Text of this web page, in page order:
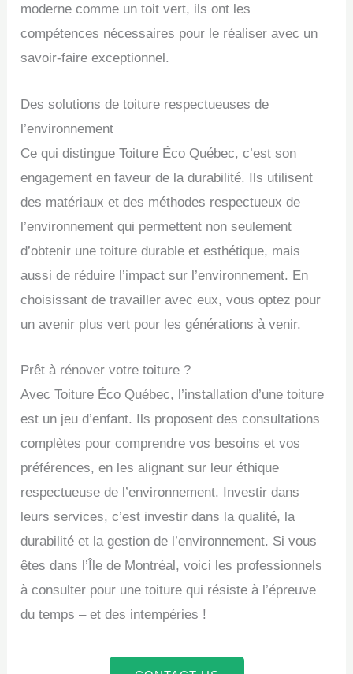
moderne comme un toit vert, ils ont les
compétences nécessaires pour le réaliser avec un
savoir-faire exceptionnel.
Des solutions de toiture respectueuses de
l’environnement
Ce qui distingue Toiture Éco Québec, c’est son
engagement en faveur de la durabilité. Ils utilisent
des matériaux et des méthodes respectueux de
l’environnement qui permettent non seulement
d’obtenir une toiture durable et esthétique, mais
aussi de réduire l’impact sur l’environnement. En
choisissant de travailler avec eux, vous optez pour
un avenir plus vert pour les générations à venir.
Prêt à rénover votre toiture ?
Avec Toiture Éco Québec, l’installation d’une toiture
est un jeu d’enfant. Ils proposent des consultations
complètes pour comprendre vos besoins et vos
préférences, en les alignant sur leur éthique
respectueuse de l’environnement. Investir dans
leurs services, c’est investir dans la qualité, la
durabilité et la gestion de l’environnement. Si vous
êtes dans l’Île de Montréal, voici les professionnels
à consulter pour une toiture qui résiste à l’épreuve
du temps – et des intempéries !